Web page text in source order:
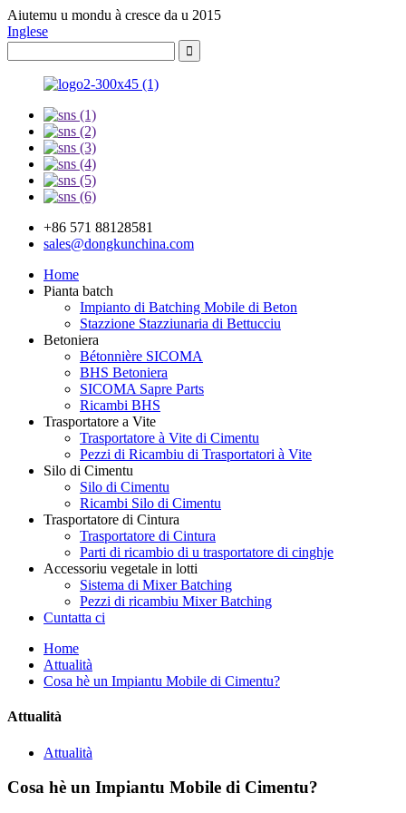
Aiutemu u mondu à cresce da u 2015
Inglese
+86 571 88128581
sales@dongkunchina.com
Home
Pianta batch
Impianto di Batching Mobile di Beton
Stazzione Stazziunaria di Bettucciu
Betoniera
Bétonnière SICOMA
BHS Betoniera
SICOMA Sapre Parts
Ricambi BHS
Trasportatore a Vite
Trasportatore à Vite di Cimentu
Pezzi di Ricambiu di Trasportatori à Vite
Silo di Cimentu
Silo di Cimentu
Ricambi Silo di Cimentu
Trasportatore di Cintura
Trasportatore di Cintura
Parti di ricambio di u trasportatore di cinghje
Accessoriu vegetale in lotti
Sistema di Mixer Batching
Pezzi di ricambiu Mixer Batching
Cuntatta ci
Home
Attualità
Cosa hè un Impiantu Mobile di Cimentu?
Attualità
Attualità
Cosa hè un Impiantu Mobile di Cimentu?